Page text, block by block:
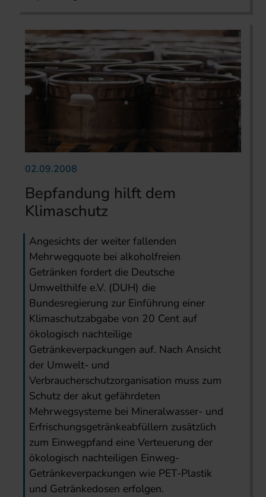
02.09.2008
Bepfandung hilft dem
Klimaschutz
Angesichts der weiter fallenden
Mehrwegquote bei alkoholfreien
Getränken fordert die Deutsche
Umwelthilfe e.V. (DUH) die
Bundesregierung zur Einführung einer
Klimaschutzabgabe von 20 Cent auf
ökologisch nachteilige
Getränkeverpackungen auf. Nach Ansicht
der Umwelt- und
Verbraucherschutzorganisation muss zum
Schutz der akut gefährdeten
Mehrwegsysteme bei Mineralwasser- und
Erfrischungsgetränkeabfüllern zusätzlich
zum Einwegpfand eine Verteuerung der
ökologisch nachteiligen Einweg-
Getränkeverpackungen wie PET-Plastik
und Getränkedosen erfolgen.